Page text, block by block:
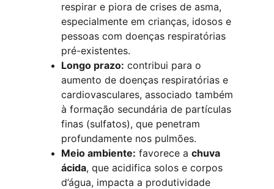
respirar e piora de crises de asma,
especialmente em crianças, idosos e
pessoas com doenças respiratórias
pré-existentes.
Longo prazo: contribui para o
aumento de doenças respiratórias e
cardiovasculares, associado também
à formação secundária de partículas
finas (sulfatos), que penetram
profundamente nos pulmões.
Meio ambiente: favorece a chuva
ácida, que acidifica solos e corpos
d’água, impacta a produtividade